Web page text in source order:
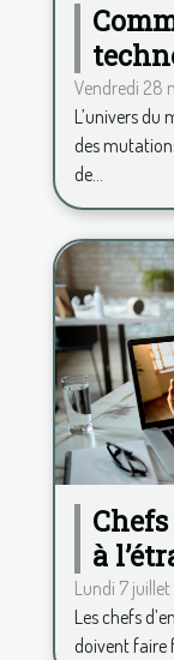
être ?
Vendredi 28
L’univers du
des
de...
à
Lundi 7
Les chefs
doivent faire